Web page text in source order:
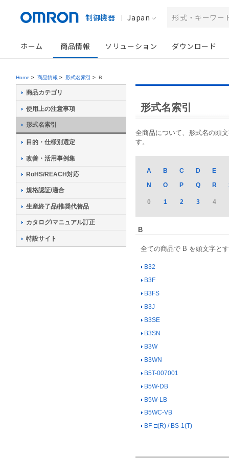
制御機器 Japan
ホーム 商品情報 ソリューション ダウンロード
Home > 商品情報 > 形式名索引 > B
形式名索引
全商品について、形式名の頭
す。
A B C D E
N
O P Q R
0 1 2 3 4
B
全ての商品で B を頭文字と
B32
B3F
B3FS
B3J
B3SE
B3SN
B3W
B3WN
B5T-007001
B5W-DB
B5W-LB
B5WC-VB
BF-□(R) / BS-1(T)
商品カテゴリ
使用上の注意事項
形式名索引
目的・仕様別選定
改善・活用事例集
RoHS/REACH対応
規格認証/適合
生産終了品/推奨代替品
カタログ/マニュアル訂正
特設サイト